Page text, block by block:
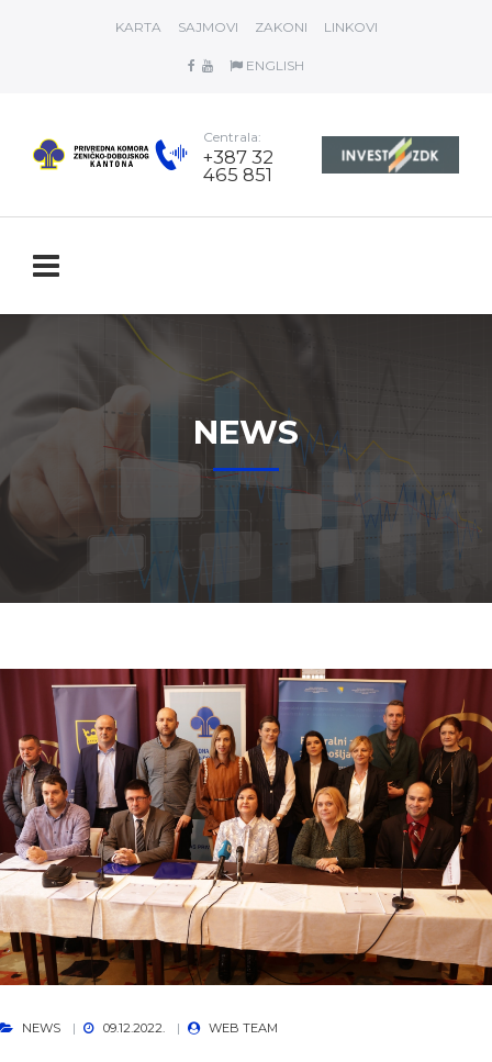
KARTA SAJMOVI ZAKONI LINKOVI
ENGLISH
Centrala:
+387 32
465 851
NEWS
NEWS 09.12.2022. WEB TEAM